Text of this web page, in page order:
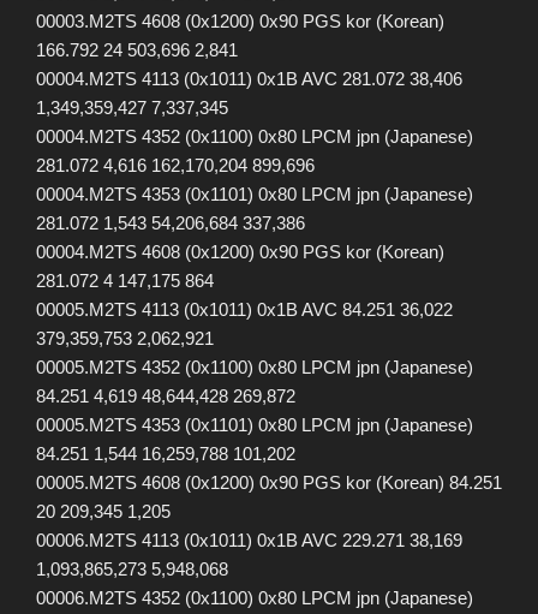
00003.M2TS 4608 (0x1200) 0x90 PGS kor (Korean)
166.792 24 503,696 2,841
00004.M2TS 4113 (0x1011) 0x1B AVC 281.072 38,406
1,349,359,427 7,337,345
00004.M2TS 4352 (0x1100) 0x80 LPCM jpn (Japanese)
281.072 4,616 162,170,204 899,696
00004.M2TS 4353 (0x1101) 0x80 LPCM jpn (Japanese)
281.072 1,543 54,206,684 337,386
00004.M2TS 4608 (0x1200) 0x90 PGS kor (Korean)
281.072 4 147,175 864
00005.M2TS 4113 (0x1011) 0x1B AVC 84.251 36,022
379,359,753 2,062,921
00005.M2TS 4352 (0x1100) 0x80 LPCM jpn (Japanese)
84.251 4,619 48,644,428 269,872
00005.M2TS 4353 (0x1101) 0x80 LPCM jpn (Japanese)
84.251 1,544 16,259,788 101,202
00005.M2TS 4608 (0x1200) 0x90 PGS kor (Korean) 84.251
20 209,345 1,205
00006.M2TS 4113 (0x1011) 0x1B AVC 229.271 38,169
1,093,865,273 5,948,068
00006.M2TS 4352 (0x1100) 0x80 LPCM jpn (Japanese)